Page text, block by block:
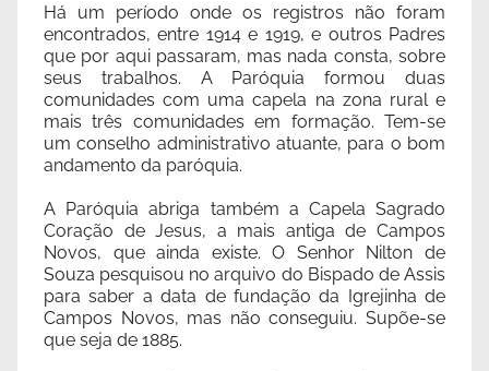
Há um período onde os registros não foram
encontrados, entre 1914 e 1919, e outros Padres
que por aqui passaram, mas nada consta, sobre
seus trabalhos. A Paróquia formou duas
comunidades com uma capela na zona rural e
mais três comunidades em formação. Tem-se
um conselho administrativo atuante, para o bom
andamento da paróquia.
A Paróquia abriga também a Capela Sagrado
Coração de Jesus, a mais antiga de Campos
Novos, que ainda existe. O Senhor Nilton de
Souza pesquisou no arquivo do Bispado de Assis
para saber a data de fundação da Igrejinha de
Campos Novos, mas não conseguiu. Supõe-se
que seja de 1885.